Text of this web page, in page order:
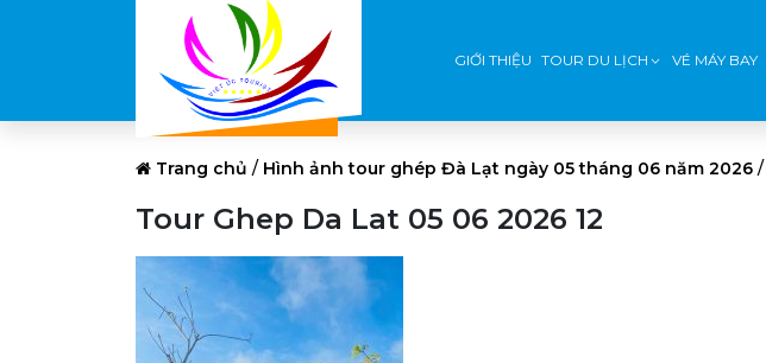
GIỚI THIỆU TOUR DU LỊCH VÉ MÁY BAY
Trang chủ / Hình ảnh tour ghép Đà Lạt ngày 05 tháng 06 năm 2026 /
Tour Ghep Da Lat 05 06 2026 12